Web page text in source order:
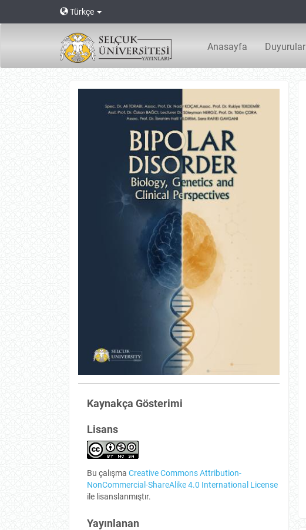
Navigation
Türkçe
Anasayfa Duyurular
Kaynakça Gösterimi
Lisans
Bu çalışma Creative Commons Attribution-
NonCommercial-ShareAlike 4.0 International License
ile lisanslanmıştır.
Yayınlanan